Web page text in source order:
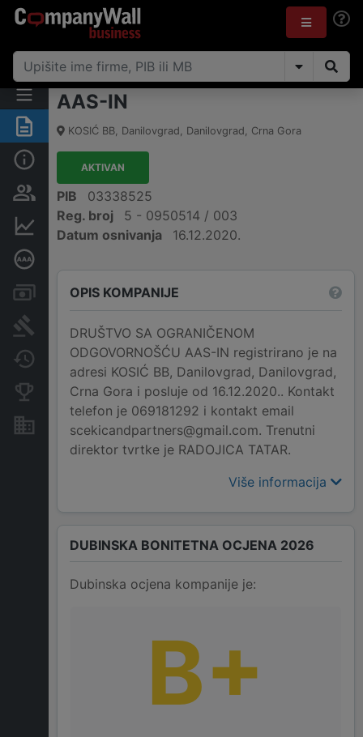
Sažetak
Osobe i vlasništvo
Finansijski podaci
Računi i blokade
Arhiva sudskih objava
Promjene
Konkurentne kompanije
Nekretnine i imovina
AAS-IN
KOSIĆ BB, Danilovgrad, Danilovgrad, Crna Gora
AKTIVAN
PIB
03338525
Reg. broj
5 - 0950514 / 003
Datum osnivanja
16.12.2020.
OPIS KOMPANIJE
DRUŠTVO SA OGRANIČENOM
ODGOVORNOŠĆU AAS-IN registrirano je na
adresi KOSIĆ BB, Danilovgrad, Danilovgrad,
Crna Gora i posluje od 16.12.2020.. Kontakt
telefon je 069181292 i kontakt email
scekicandpartners@gmail.com. Trenutni
direktor tvrtke je RADOJICA TATAR.
Više informacija
DUBINSKA BONITETNA OCJENA 2026
Dubinska ocjena kompanije je:
B+